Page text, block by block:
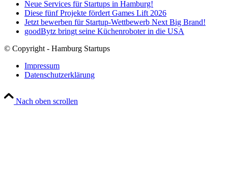
Neue Services für Startups in Hamburg!
Diese fünf Projekte fördert Games Lift 2026
Jetzt bewerben für Startup-Wettbewerb Next Big Brand!
goodBytz bringt seine Küchenroboter in die USA
© Copyright - Hamburg Startups
Impressum
Datenschutzerklärung
Nach oben scrollen